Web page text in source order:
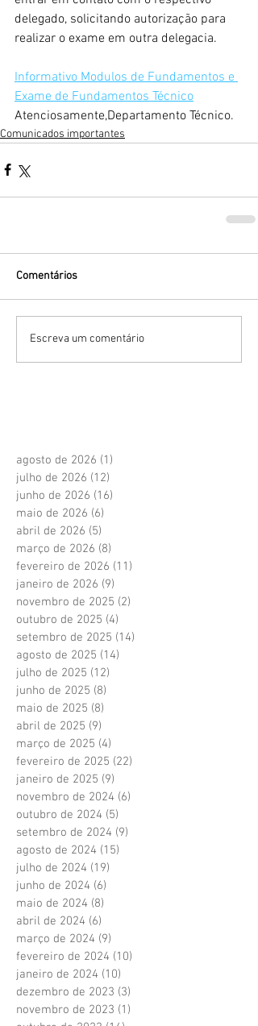
delegado, solicitando autorização para
realizar o exame em outra delegacia.
Informativo Modulos de Fundamentos e
Exame de Fundamentos Técnico
Atenciosamente,Departamento Técnico.
Comunicados importantes
Comentários
Escreva um comentário
agosto de 2026 (1)
julho de 2026 (12)
junho de 2026 (16)
maio de 2026 (6)
abril de 2026 (5)
março de 2026 (8)
fevereiro de 2026 (11)
janeiro de 2026 (9)
novembro de 2025 (2)
outubro de 2025 (4)
setembro de 2025 (14)
agosto de 2025 (14)
julho de 2025 (12)
junho de 2025 (8)
maio de 2025 (8)
abril de 2025 (9)
março de 2025 (4)
fevereiro de 2025 (22)
janeiro de 2025 (9)
novembro de 2024 (6)
outubro de 2024 (5)
setembro de 2024 (9)
agosto de 2024 (15)
julho de 2024 (19)
junho de 2024 (6)
maio de 2024 (8)
abril de 2024 (6)
março de 2024 (9)
fevereiro de 2024 (10)
janeiro de 2024 (10)
dezembro de 2023 (3)
novembro de 2023 (1)